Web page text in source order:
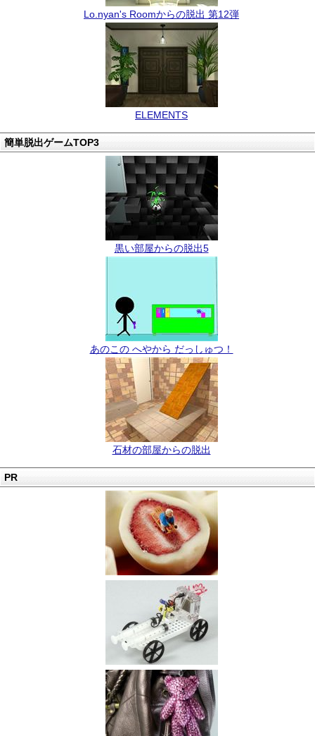
Lo.nyan's Roomからの脱出 第12弾
ELEMENTS
簡単脱出ゲームTOP3
黒い部屋からの脱出5
あのこの へやから だっしゅつ！
石材の部屋からの脱出
PR